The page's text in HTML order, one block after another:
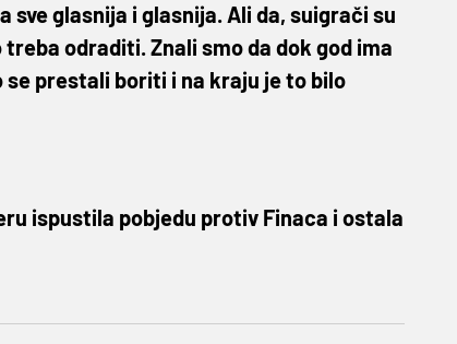
glasnija i glasnija. Ali da, suigrači su
odraditi. Znali smo da dok god ima
se prestali boriti i na kraju je to bilo
ispustila pobjedu protiv Finaca i ostala